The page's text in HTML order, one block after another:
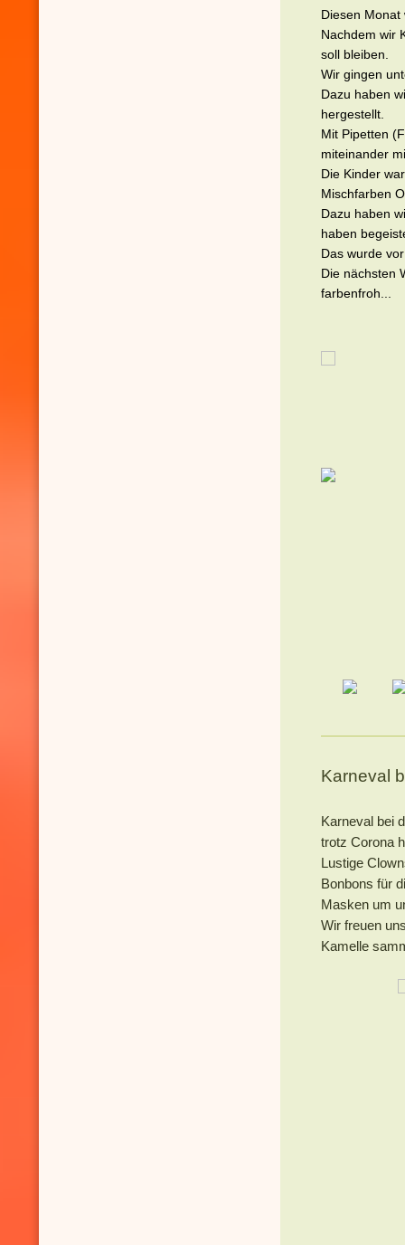
Diesen
Nachdem wir
soll bleiben.
Wir gingen
Dazu haben
hergestellt.
Mit Pipetten
miteinander
Die Kinder
Mischfarben
Dazu haben
haben
Das wurde
Die nächsten
farbenfroh...
Karneval
Karneval bei
trotz Corona
Lustige
Bonbons für
Masken um
Wir freuen
Kamelle